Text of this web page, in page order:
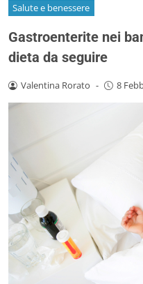
Salute e benessere
Gastroenterite nei
dieta da seguire
Valentina Rorato - 8